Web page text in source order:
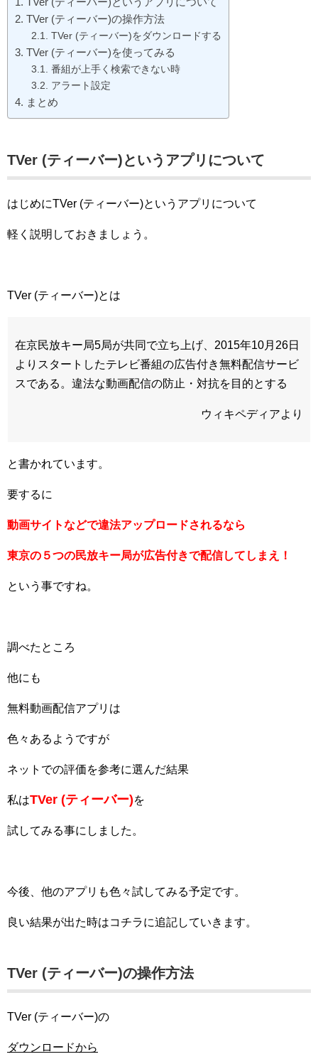
TVer (ティーバー)の操作方法
TVer (ティーバー)をダウンロードする
TVer (ティーバー)を使ってみる
番組が上手く検索できない時
アラート設定
まとめ
TVer (ティーバー)というアプリについて
はじめにTVer (ティーバー)というアプリについて
軽く説明しておきましょう。
TVer (ティーバー)とは
在京民放キー局5局が共同で立ち上げ、2015年10月26日
よりスタートしたテレビ番組の広告付き無料配信サービ
スである。違法な動画配信の防止・対抗を目的とする
ウィキペディアより
と書かれています。
要するに
動画サイトなどで違法アップロードされるなら
東京の５つの民放キー局が広告付きで配信してしまえ！
という事ですね。
調べたところ
他にも
無料動画配信アプリは
色々あるようですが
ネットでの評価を参考に選んだ結果
私はTVer (ティーバー)を
試してみる事にしました。
今後、他のアプリも色々試してみる予定です。
良い結果が出た時はコチラに追記していきます。
TVer (ティーバー)の操作方法
TVer (ティーバー)の
ダウンロードから